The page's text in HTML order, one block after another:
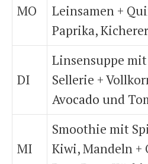
MO
Leinsamen +
Paprika,
DI
Linsensuppe
Sellerie +
Avocado und
MI
Smoothie mit
Kiwi, Mandeln +